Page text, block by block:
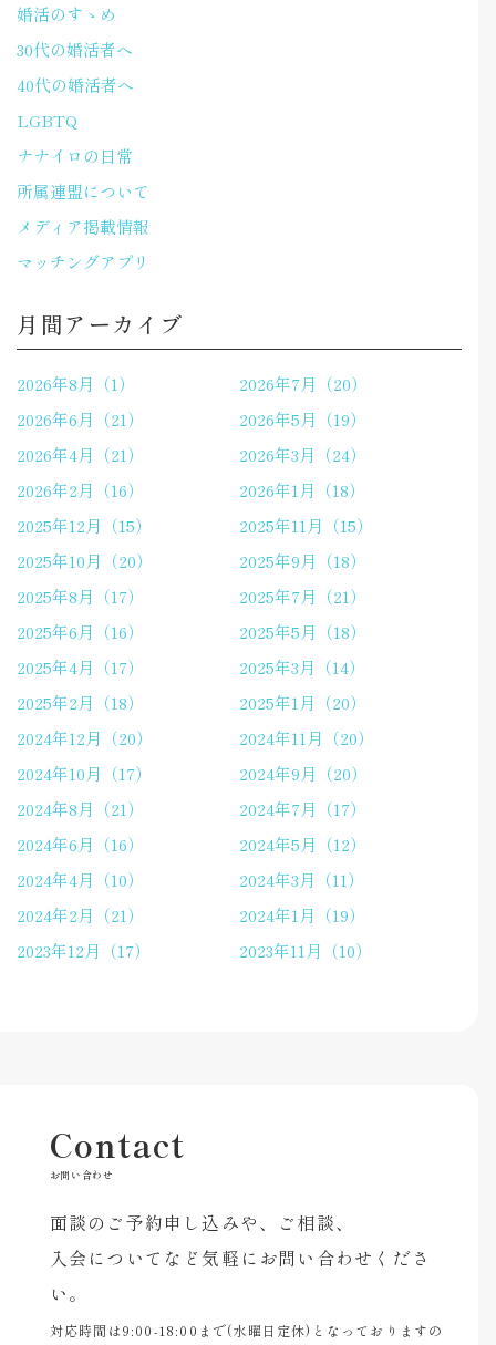
婚活のすゝめ
30代の婚活者へ
40代の婚活者へ
LGBTQ
ナナイロの日常
所属連盟について
メディア掲載情報
マッチングアプリ
月間アーカイブ
2026年8月（1）
2026年7月（20）
2026年6月（21）
2026年5月（19）
2026年4月（21）
2026年3月（24）
2026年2月（16）
2026年1月（18）
2025年12月（15）
2025年11月（15）
2025年10月（20）
2025年9月（18）
2025年8月（17）
2025年7月（21）
2025年6月（16）
2025年5月（18）
2025年4月（17）
2025年3月（14）
2025年2月（18）
2025年1月（20）
2024年12月（20）
2024年11月（20）
2024年10月（17）
2024年9月（20）
2024年8月（21）
2024年7月（17）
2024年6月（16）
2024年5月（12）
2024年4月（10）
2024年3月（11）
2024年2月（21）
2024年1月（19）
2023年12月（17）
2023年11月（10）
Contact
お問い合わせ
面談のご予約申し込みや、ご相談、
入会についてなど気軽にお問い合わせくださ
い。
対応時間は9:00-18:00まで(水曜日定休)となっておりますの